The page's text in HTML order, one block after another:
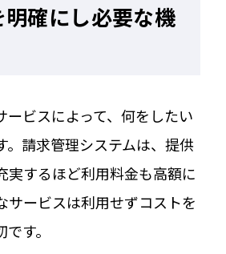
確にし必要な機
ービスによって、何をしたい
。請求管理システムは、提供
実するほど利用料金も高額に
サービスは利用せずコストを
す。